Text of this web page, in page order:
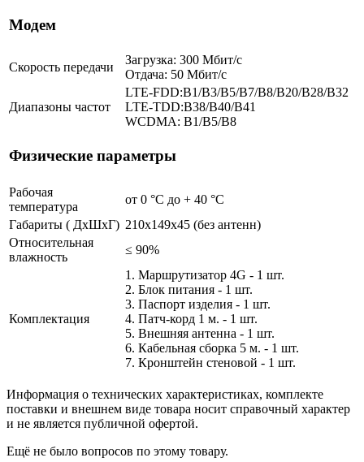
Модем
Скорость передачи
Загрузка: 300 Мбит/с
Отдача: 50 Мбит/с
Диапазоны частот
LTE-FDD:B1/B3/B5/B7/B8/B20/B28/B32
LTE-TDD:B38/B40/B41
WCDMA: B1/B5/B8
Физические параметры
Рабочая
температура
от 0 °С до + 40 °C
Габариты ( ДхШхГ) 210x149x45 (без антенн)
Относительная
влажность
≤ 90%
Комплектация
1. Маршрутизатор 4G - 1 шт.
2. Блок питания - 1 шт.
3. Паспорт изделия - 1 шт.
4. Патч-корд 1 м. - 1 шт.
5. Внешняя антенна - 1 шт.
6. Кабельная сборка 5 м. - 1 шт.
7. Кронштейн стеновой - 1 шт.
Информация о технических характеристиках, комплекте
поставки и внешнем виде товара носит справочный характер
и не является публичной офертой.
Ещё не было вопросов по этому товару.